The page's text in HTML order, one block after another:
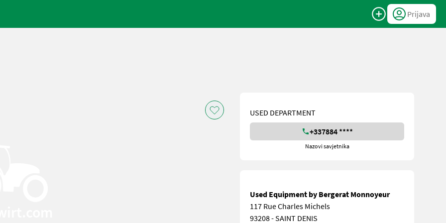
Prijava
USED DEPARTMENT
+337884 ****
Nazovi savjetnika
Used Equipment by Bergerat Monnoyeur
117 Rue Charles Michels
93208 - SAINT DENIS